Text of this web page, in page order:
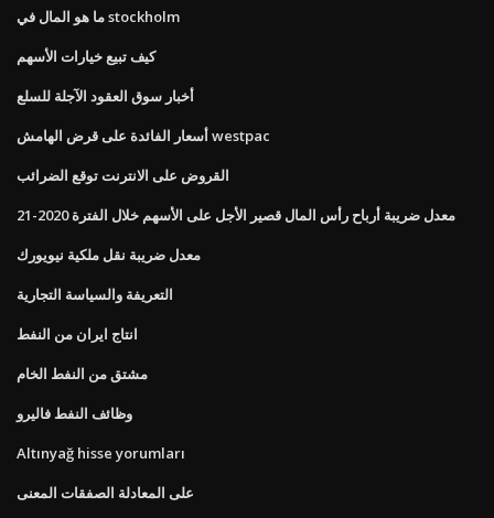
ما هو المال في stockholm
كيف تبيع خيارات الأسهم
أخبار سوق العقود الآجلة للسلع
أسعار الفائدة على قرض الهامش westpac
القروض على الانترنت توقع الضرائب
معدل ضريبة أرباح رأس المال قصير الأجل على الأسهم خلال الفترة 2020-21
معدل ضريبة نقل ملكية نيويورك
التعريفة والسياسة التجارية
انتاج ايران من النفط
مشتق من النفط الخام
وظائف النفط فاليرو
Altınyağ hisse yorumları
على المعادلة الصفقات المعنى